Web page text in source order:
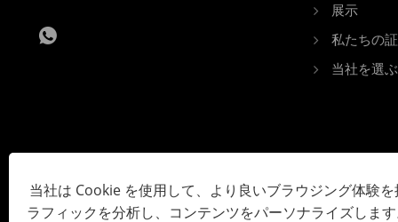
展示
私たちの
当社を選
当社は Cookie を使用して、より良いブラウジング体験
ラフィックを分析し、コンテンツをパーソナライズしま